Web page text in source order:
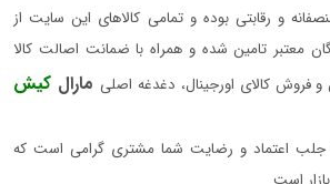
و رقابتی بوده و تمامی کالاهای این سایت از
معتبر تامین شده و همراه با ضمانت اصالت کالا
و فروش کالای اورجینال، دغدغه اصلی مارال کیش
جلب اعتماد و رضایت شما مشتری گرامی است که